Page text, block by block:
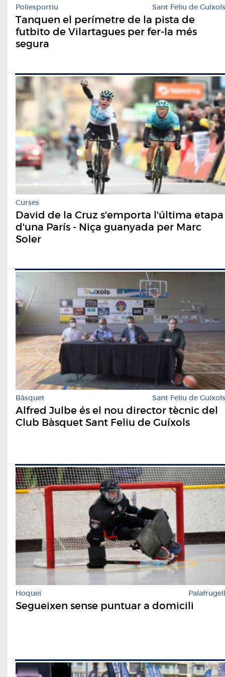
Poliesportiu Sant Feliu de Guíxols
Tanquen el perímetre de la pista de
futbito de Vilartagues per fer-la més
segura
Curses
David de la Cruz s'emporta l'última etapa
d'una París - Niça guanyada per Marc
Soler
Bàsquet Sant Feliu de Guíxols
Alfred Julbe és el nou director tècnic del
Club Bàsquet Sant Feliu de Guíxols
Hoquei Palafrugell
Segueixen sense puntuar a domicili